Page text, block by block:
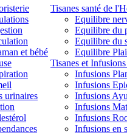
et bébé
urinaires
Tisanes santé de
Equilibre
Equilibre du
Equilibre du
Equilibre
Tisanes et
Infusions
Infusions
Infusions
Infusions
Infusions
Infusions en